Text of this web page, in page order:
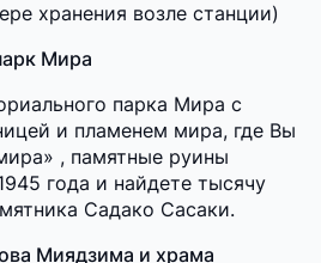
хранения возле станции)
Мира
парка Мира с
и пламенем мира, где Вы
, памятные руины
года и найдете тысячу
Садако Сасаки.
Миядзима и храма